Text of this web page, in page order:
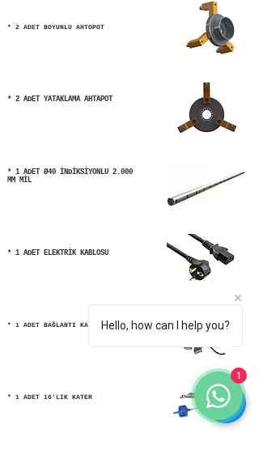
* 2 ADET BOYUNLU AHTOPOT
* 2 ADET YATAKLAMA AHTAPOT
* 1 ADET Ø40 İNDİKSİYONLU 2.000
MM MİL
* 1 ADET ELEKTRİK KABLOSU
* 1 ADET BAĞLANTI KABLOSU
* 1 ADET 16'LIK KATER
Hello, how can I help you?
1